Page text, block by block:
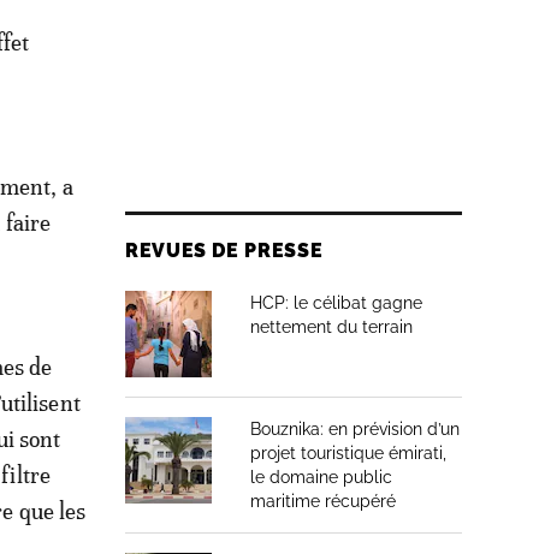
a
faire
de
sont
filtre
que les
REVUES DE PRESSE
HCP: le célibat gagne
nettement du terrain
Bouznika: en prévision d’un
projet touristique émirati,
le domaine public
maritime récupéré